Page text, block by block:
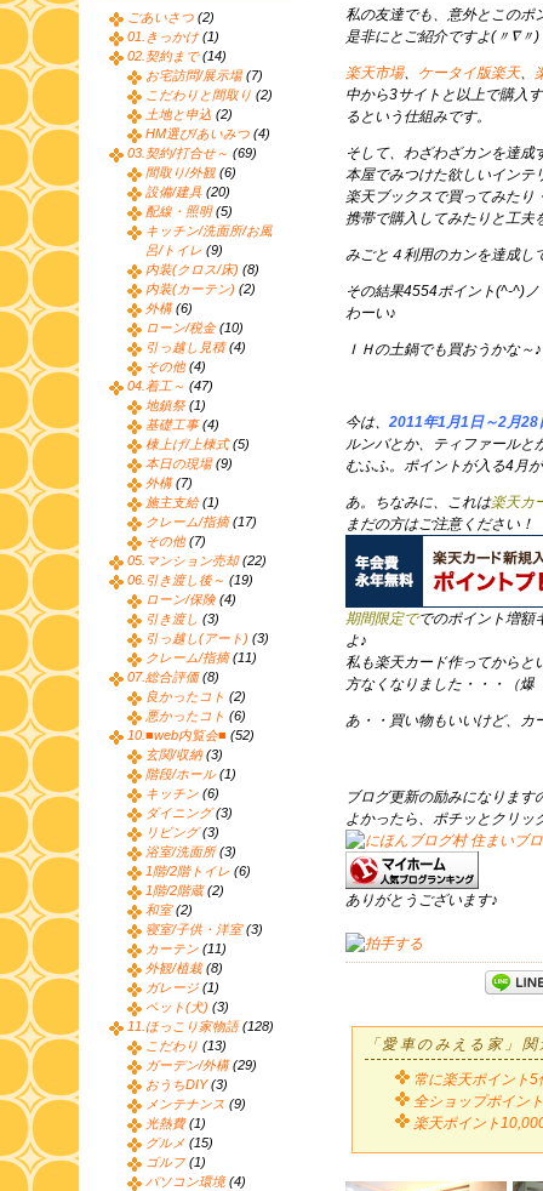
私の友達でも、意外とこのポ
是非にとご紹介ですよ(〃∇〃)
楽天市場、 ケータイ版楽天、
中から3サイトと以上で購入
るという仕組みです。
そして、わざわざカンを達成
本屋でみつけた欲しいインテ
楽天ブックスで買ってみたり
携帯で購入してみたりと工夫
みごと４利用のカンを達成し
その結果4554ポイント(^-^)ノ
わーい♪
ＩＨの土鍋でも買おうかな～♪
今は、 2011年1月1日～2月28
ルンバとか、ティファールと
むふふ。ポイントが入る4月
あ。ちなみに、これは楽天カ
まだの方はご注意ください！
期間限定ででのポイント増額
よ♪
私も楽天カード作ってからと
方なくなりました・・・（爆
あ・・買い物もいいけど、カ
ブログ更新の励みになります
よかったら、ポチッとクリッ
ありがとうございます♪
「愛車のみえる家」
常に楽天ポイント
全ショップポイン
楽天ポイント
ごあいさつ (2)
01.きっかけ (1)
02.契約まで(14)
お宅訪問/展示場(7)
こだわりと間取り (2)
土地と申込 (2)
HM選び/あいみつ (4)
03.契約/打合せ～ (69)
間取り/外観 (6)
設備/建具 (20)
配線・照明(5)
キッチン/洗面所/お風
呂/トイレ (9)
内装(クロス/床) (8)
内装(カーテン) (2)
外構(6)
ローン/税金(10)
引っ越し見積(4)
その他 (4)
04.着工～ (47)
地鎮祭 (1)
基礎工事(4)
棟上げ/上棟式(5)
本日の現場(9)
外構(7)
施主支給(1)
クレーム/指摘(17)
その他 (7)
05.マンション売却(22)
06.引き渡し後～ (19)
ローン/保険(4)
引き渡し (3)
引っ越し(アート) (3)
クレーム/指摘(11)
07.総合評価(8)
良かったコト (2)
悪かったコト (6)
10.■web内覧会■ (52)
玄関/収納(3)
階段/ホール(1)
キッチン (6)
ダイニング(3)
リビング(3)
浴室/洗面所(3)
1階/2階トイレ (6)
1階/2階蔵(2)
和室(2)
寝室/子供・洋室(3)
カーテン (11)
外観/植栽(8)
ガレージ (1)
ペット(犬) (3)
11.ほっこり家物語(128)
こだわり (13)
ガーデン/外構(29)
おうちDIY(3)
メンテナンス (9)
光熱費(1)
グルメ (15)
ゴルフ (1)
パソコン環境(4)